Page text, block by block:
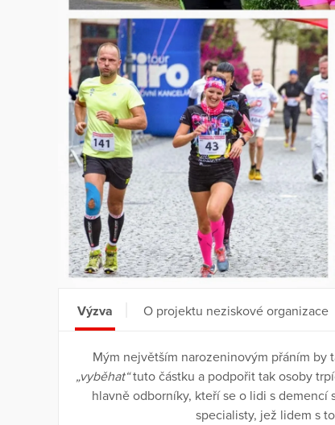
Výzva O projektu neziskové organizace
Mým největším narozeninovým přáním by
„vyběhat“tuto částku a podpořit tak osoby
hlavně odborníky, kteří se o lidi s demencí
specialisty, jež lidem s